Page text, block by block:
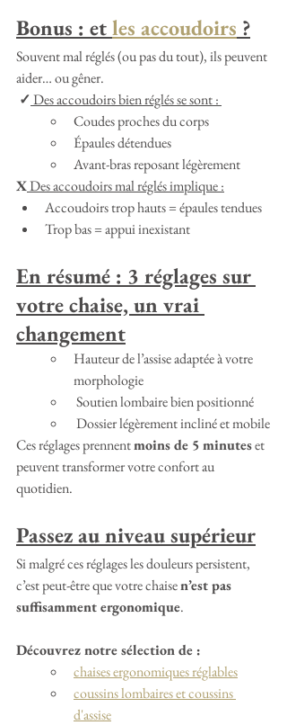
Bonus : et les accoudoirs ?
Souvent mal réglés (ou pas du tout), ils peuvent
aider… ou gêner.
✓ Des accoudoirs bien réglés se sont :
Coudes proches du corps
Épaules détendues
Avant-bras reposant légèrement
X Des accoudoirs mal réglés implique :
Accoudoirs trop hauts = épaules tendues
Trop bas = appui inexistant
En résumé : 3 réglages sur
votre chaise, un vrai
changement
Hauteur de l’assise adaptée à votre
morphologie
Soutien lombaire bien positionné
Dossier légèrement incliné et mobile
Ces réglages prennent moins de 5 minutes et
peuvent transformer votre confort au
quotidien.
Passez au niveau supérieur
Si malgré ces réglages les douleurs persistent,
c’est peut-être que votre chaise n’est pas
suffisamment ergonomique.
Découvrez notre sélection de :
chaises ergonomiques réglables
coussins lombaires et coussins
d'assise